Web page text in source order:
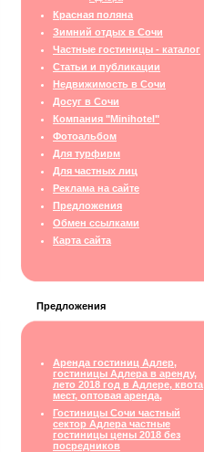
Красная поляна
Зимний отдых в Сочи
Частные гостиницы - каталог
Статьи и публикации
Недвижимость в Сочи
Досуг в Сочи
Компания "Minihotel"
Фотоальбом
Для турфирм
Для частных лиц
Реклама на сайте
Предложения
Обмен ссылками
Карта сайта
Предложения
Аренда гостиниц Адлер,
гостиницы Адлера в аренду,
лето 2018 год в Адлере, квота
мест, оптовая аренда,
Гостиницы Сочи частный
сектор Адлера частные
гостиницы цены 2018 без
посредников